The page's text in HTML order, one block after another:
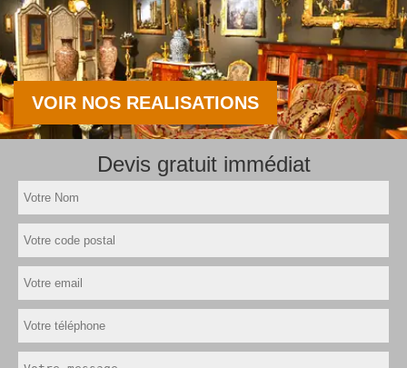
VOIR NOS REALISATIONS
Devis gratuit immédiat